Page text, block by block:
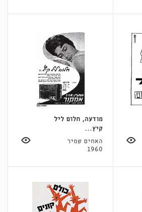
מודעה, חלום ליל
קיץ...
האחים שמיר
1960